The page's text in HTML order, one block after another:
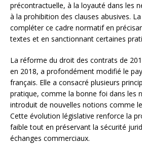
précontractuelle, à la loyauté dans les
à la prohibition des clauses abusives. La
compléter ce cadre normatif en
textes et en sanctionnant certaines
La réforme du droit des contrats de
en 2018, a profondément modifié le
français. Elle a consacré plusieurs
pratique, comme la bonne foi dans les
introduit de nouvelles notions comme le
Cette évolution législative renforce la
faible tout en préservant la sécurité
échanges commerciaux.